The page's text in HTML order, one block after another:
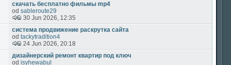
скачать бесплатно фильмы mp4
od sableroute29
30 Jun 2026, 12:35
система продвижение раскрутка сайта
od tackytradition4
24 Jun 2026, 20:18
дизайнерский ремонт квартир под ключ
od isyhewabul